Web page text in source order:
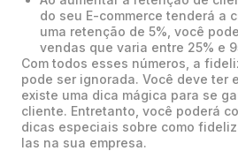
do seu E-commerce tenderá a
uma retenção de 5%, você
vendas que varia entre 25% e
Com todos esses números, a
pode ser ignorada. Você deve ter
existe uma dica mágica para se
cliente. Entretanto, você poderá
dicas especiais sobre como
las na sua empresa.